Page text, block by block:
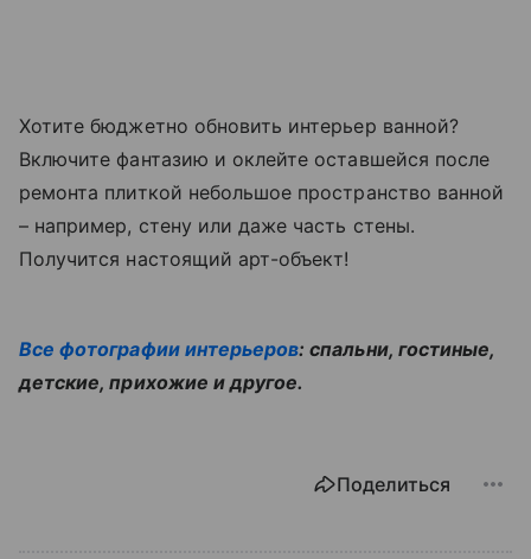
Хотите бюджетно обновить интерьер ванной?
Включите фантазию и оклейте оставшейся после
ремонта плиткой небольшое пространство ванной
– например, стену или даже часть стены.
Получится настоящий арт-объект!
Все фотографии интерьеров: спальни, гостиные,
детские, прихожие и другое.
Поделиться